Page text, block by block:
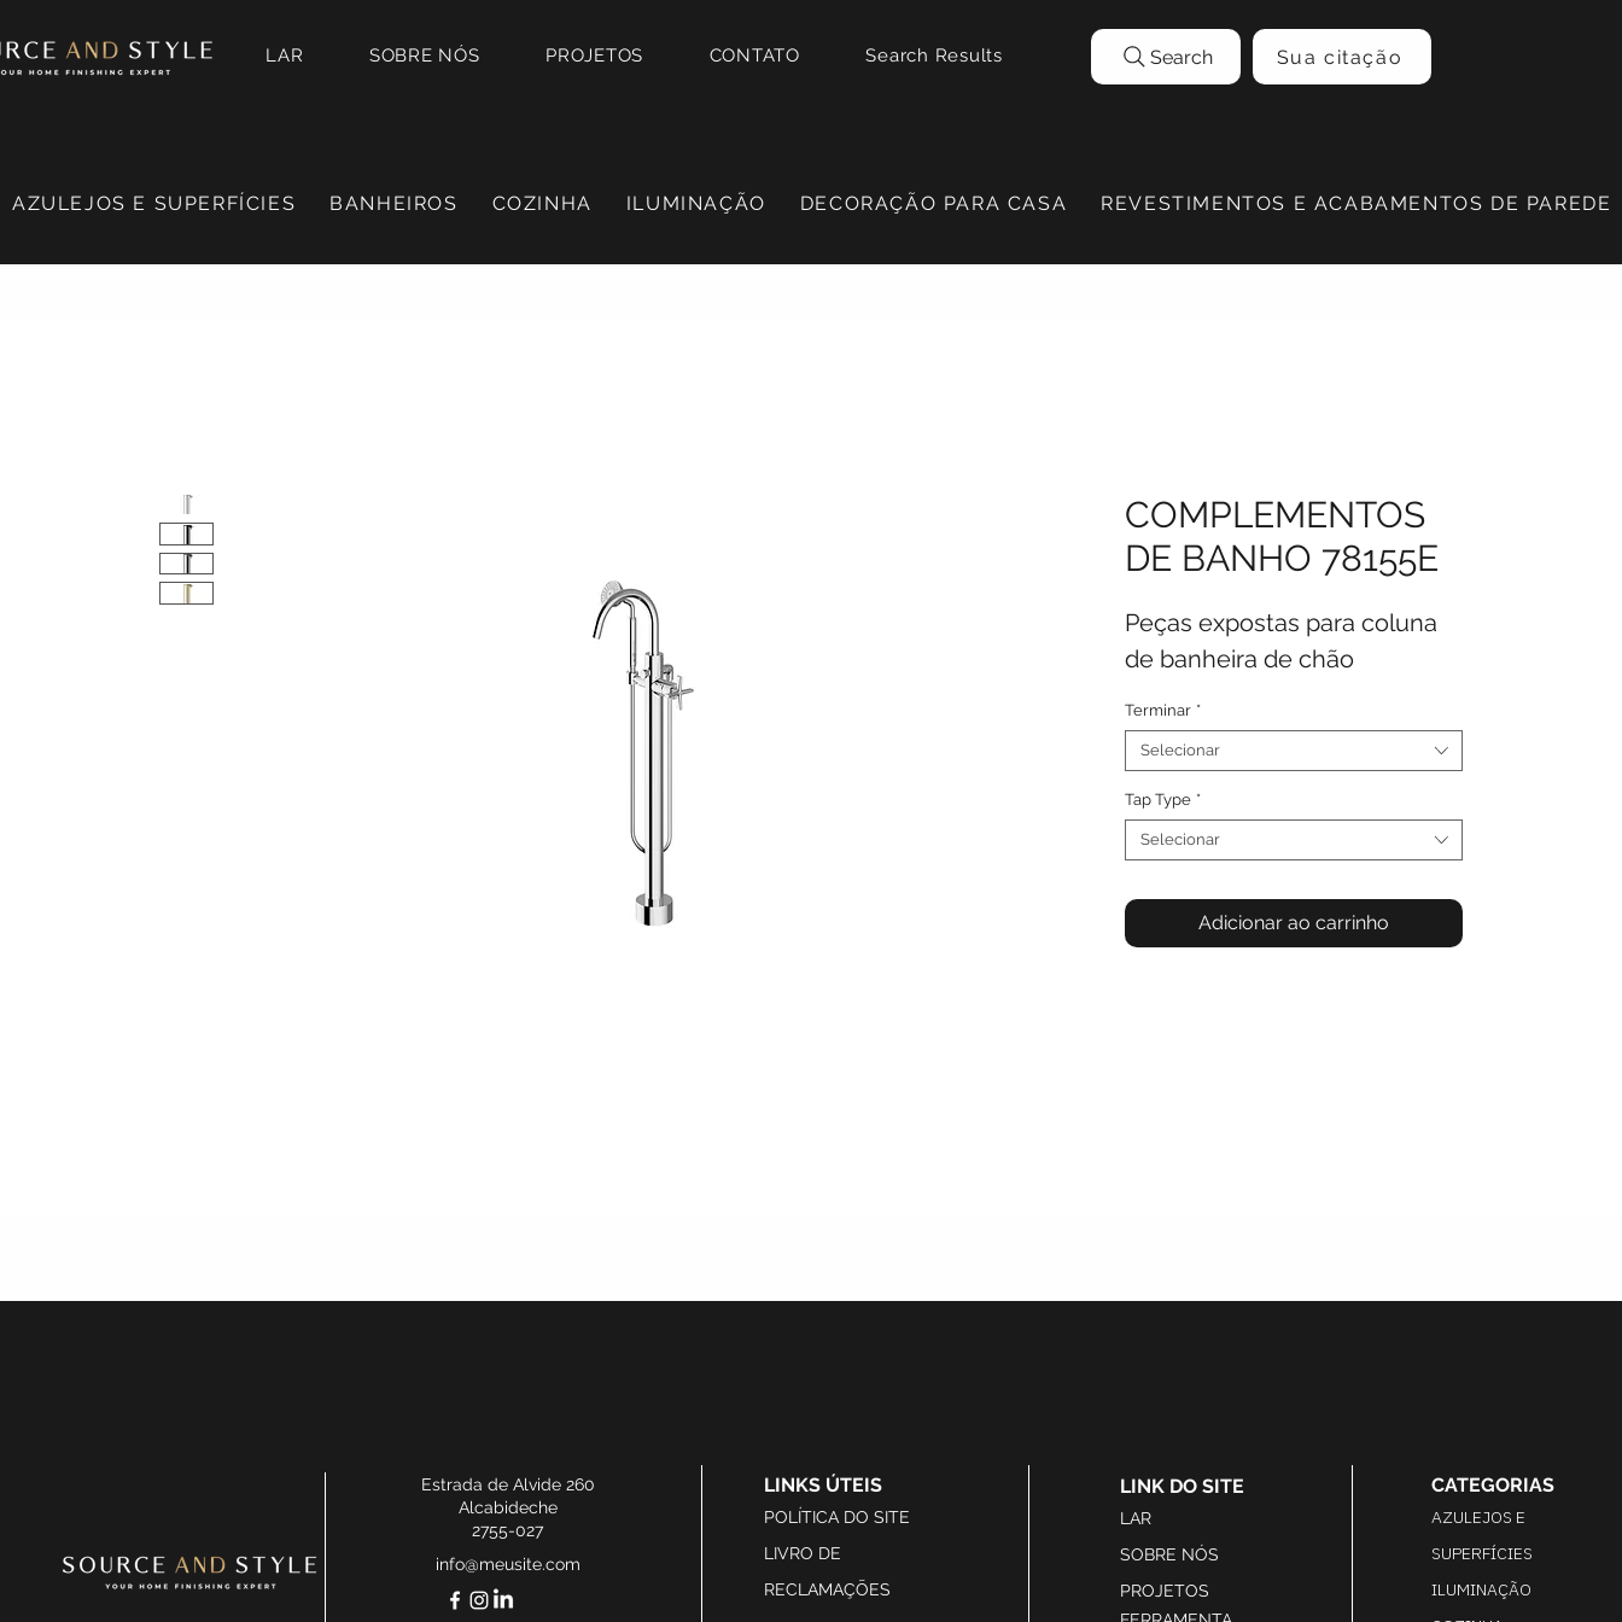
LAR SOBRE NÓS PROJETOS CONTATO Search Results Search Sua citação
AZULEJOS E SUPERFÍCIES BANHEIROS COZINHA ILUMINAÇÃO DECORAÇÃO PARA CASA REVESTIMENTOS E ACABAMENTOS DE PAREDE
COMPLEMENTOS
DE BANHO 78155E
Peças expostas para coluna
de banheira de chão
Terminar *
Selecionar
Tap Type *
Selecionar
Adicionar ao carrinho
Estrada de Alvide 260
Alcabideche
2755-027
info@meusite.com
LINKS ÚTEIS
POLÍTICA DO SITE
LIVRO DE
RECLAMAÇÕES
LINK DO SITE
LAR
SOBRE NÓS
PROJETOS
CATEGORIAS
AZULEJOS E
SUPERFÍCIES
ILUMINAÇÃO